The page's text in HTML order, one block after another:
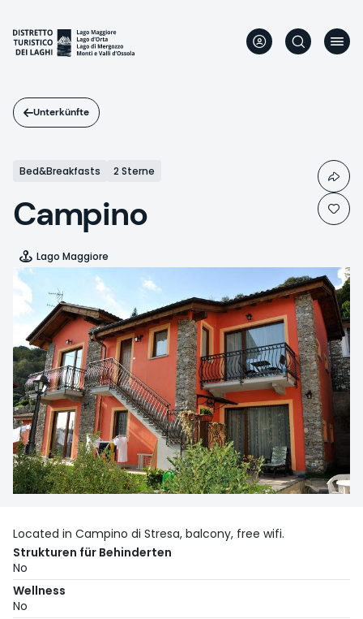
Inhalt
Unterkünfte
Bed&Breakfasts 2 Sterne
Campino
Lago Maggiore
Located in Campino di Stresa, balcony, free wifi.
Strukturen für Behinderten
No
Wellness
No